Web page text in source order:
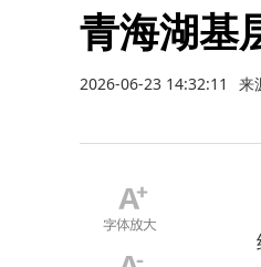
青海湖基
2026-06-23 14:32:11 来